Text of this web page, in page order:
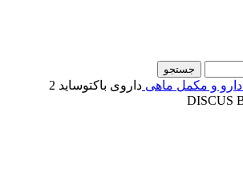
جستجو
دارو و مکمل ماهی
داروی باكتوسايد 2